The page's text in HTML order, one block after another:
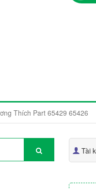
Thích Part 65429 65426
Tài